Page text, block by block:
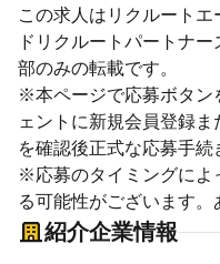
この求人はリクルート
ドリクルートパートナ
部のみの転載です。
※本ページで応募ボタン
ェントに新規会員登録
を確認後正式な応募手続
※応募のタイミングによ
る可能性がございます。
紹介企業情報